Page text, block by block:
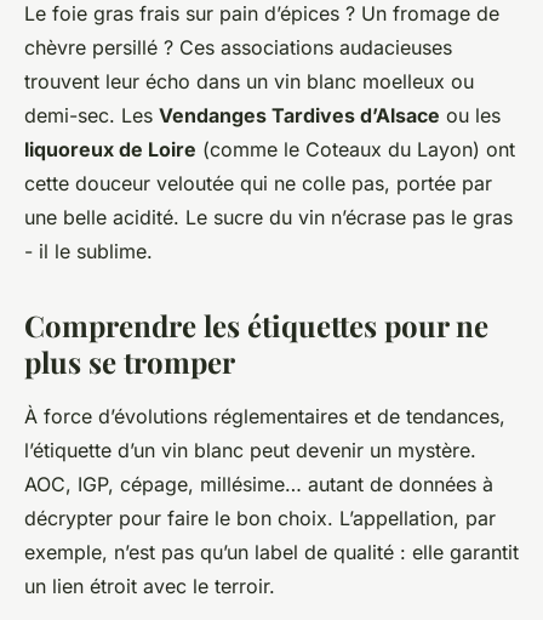
Le foie gras frais sur pain d’épices ? Un fromage de
chèvre persillé ? Ces associations audacieuses
trouvent leur écho dans un vin blanc moelleux ou
demi-sec. Les Vendanges Tardives d’Alsace ou les
liquoreux de Loire (comme le Coteaux du Layon) ont
cette douceur veloutée qui ne colle pas, portée par
une belle acidité. Le sucre du vin n’écrase pas le gras
- il le sublime.
Comprendre les étiquettes pour ne
plus se tromper
À force d’évolutions réglementaires et de tendances,
l’étiquette d’un vin blanc peut devenir un mystère.
AOC, IGP, cépage, millésime… autant de données à
décrypter pour faire le bon choix. L’appellation, par
exemple, n’est pas qu’un label de qualité : elle garantit
un lien étroit avec le terroir.